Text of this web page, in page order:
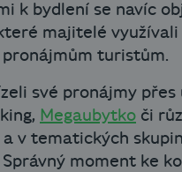
k bydlení se navíc
majitelé využívali
turistům.
své pronájmy
Megaubytko či
v tematických
moment ke